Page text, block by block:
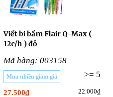
Viết bi bấm Flair Q-Max (
12c/h ) đỏ
Mã hàng: 003158
>= 5
Mua nhiều giảm giá
27.500₫ 22.000₫